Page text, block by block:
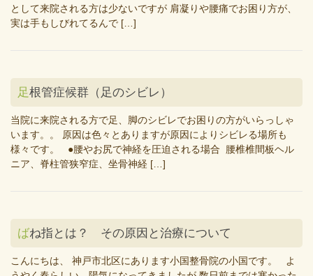
として来院される方は少ないですが 肩凝りや腰痛でお困り方が、
実は手もしびれてるんで […]
足根管症候群（足のシビレ）
当院に来院される方で足、脚のシビレでお困りの方がいらっしゃ
います。。 原因は色々とありますが原因によりシビレる場所も
様々です。 ●腰やお尻で神経を圧迫される場合 腰椎椎間板ヘル
ニア、脊柱管狭窄症、坐骨神経 […]
ばね指とは？ その原因と治療について
こんにちは、 神戸市北区にあります小国整骨院の小国です。 よ